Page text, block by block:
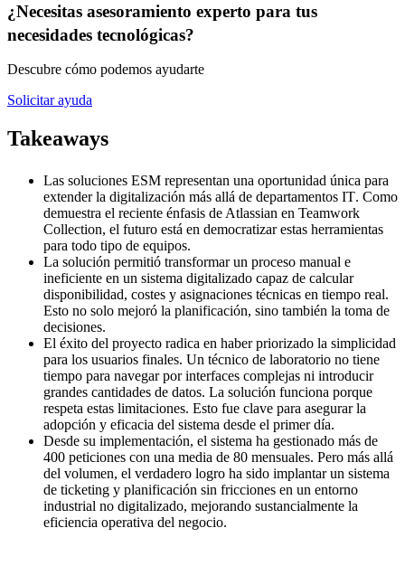
¿Necesitas asesoramiento experto para tus
necesidades tecnológicas?
Descubre cómo podemos ayudarte
Solicitar ayuda
Takeaways
Las soluciones ESM representan una oportunidad única para
extender la digitalización más allá de departamentos IT. Como
demuestra el reciente énfasis de Atlassian en Teamwork
Collection, el futuro está en democratizar estas herramientas
para todo tipo de equipos.
La solución permitió transformar un proceso manual e
ineficiente en un sistema digitalizado capaz de calcular
disponibilidad, costes y asignaciones técnicas en tiempo real.
Esto no solo mejoró la planificación, sino también la toma de
decisiones.
El éxito del proyecto radica en haber priorizado la simplicidad
para los usuarios finales. Un técnico de laboratorio no tiene
tiempo para navegar por interfaces complejas ni introducir
grandes cantidades de datos. La solución funciona porque
respeta estas limitaciones. Esto fue clave para asegurar la
adopción y eficacia del sistema desde el primer día.
Desde su implementación, el sistema ha gestionado más de
400 peticiones con una media de 80 mensuales. Pero más allá
del volumen, el verdadero logro ha sido implantar un sistema
de ticketing y planificación sin fricciones en un entorno
industrial no digitalizado, mejorando sustancialmente la
eficiencia operativa del negocio.